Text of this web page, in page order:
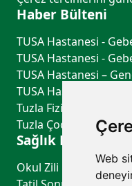
Web
Haber Bülteni
TUSA Hastanesi -
TUSA Hastanesi -
Tuzla Fiziksel Tıp ve
Tuzla Çocuk Sağlığı
Sağlık Rehberi